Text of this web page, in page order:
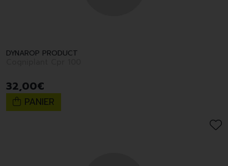
DYNAROP PRODUCT
32,00€
PANIER